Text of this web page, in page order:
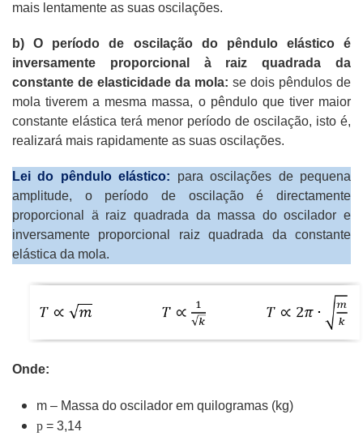
mais lentamente as suas oscilações.
b) O período de oscilação do pêndulo elástico é
inversamente proporcional à raiz quadrada da
constante de elasticidade da mola: se dois pêndulos de
mola tiverem a mesma massa, o pêndulo que tiver maior
constante elástica terá menor período de oscilação, isto é,
realizará mais rapidamente as suas oscilações.
Lei do pêndulo elástico:
para oscilações de pequena
amplitude, o período de oscilação é directamente
proporcional ä raiz quadrada da massa do oscilador e
inversamente proporcional raiz quadrada da constante
elástica da mola.
Onde:
m – Massa do oscilador em quilogramas (kg)
p = 3,14